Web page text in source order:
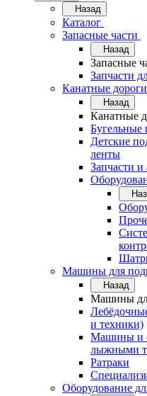
Назад
Каталог
Запасные части
Назад
Запасные
Запчасти
Канатные
Назад
Канатные
Бугельные
Детские
ленты
Запчасти и
Машины для
Назад
Машины
и техники)
Машины и
лыжными
Ратраки
Оборудование